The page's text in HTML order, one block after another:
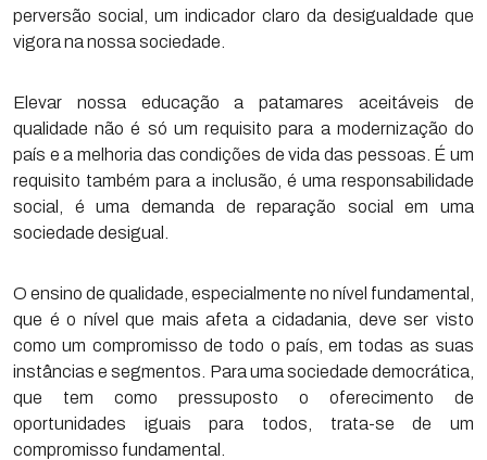
perversão social, um indicador claro da desigualdade que
vigora na nossa sociedade.
Elevar nossa educação a patamares aceitáveis de
qualidade não é só um requisito para a modernização do
país e a melhoria das condições de vida das pessoas. É um
requisito também para a inclusão, é uma responsabilidade
social, é uma demanda de reparação social em uma
sociedade desigual.
O ensino de qualidade, especialmente no nível fundamental,
que é o nível que mais afeta a cidadania, deve ser visto
como um compromisso de todo o país, em todas as suas
instâncias e segmentos. Para uma sociedade democrática,
que tem como pressuposto o oferecimento de
oportunidades iguais para todos, trata-se de um
compromisso fundamental.